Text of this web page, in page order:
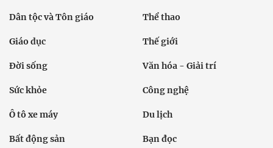
Dân tộc và Tôn giáo Thể thao
Giáo dục Thế giới
Đời sống Văn hóa - Giải trí
Sức khỏe Công nghệ
Ô tô xe máy Du lịch
Bất động sản Bạn đọc